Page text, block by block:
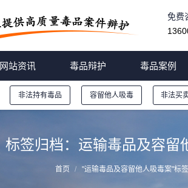
免费
网站资讯 毒品辩护 毒品案例
非法持有毒品 容留他人吸毒 非法买
标签归档： 运输毒品及容留
首页 "运输毒品及容留他人吸毒案"标